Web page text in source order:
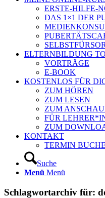
ERSTE-HILFE-
DAS 1×1 DER
ELTERNBILDUNG
VORTRÄGE
E-BOOK
KOSTENLOS FÜR
ZUM HÖREN
ZUM LESEN
ZUM
FÜR
ZUM
KONTAKT
TERMIN
Suche
Menü Menü
Schlagwortarchiv für: